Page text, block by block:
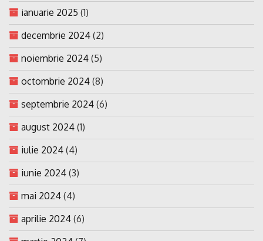
ianuarie 2025 (1)
decembrie 2024 (2)
noiembrie 2024 (5)
octombrie 2024 (8)
septembrie 2024 (6)
august 2024 (1)
iulie 2024 (4)
iunie 2024 (3)
mai 2024 (4)
aprilie 2024 (6)